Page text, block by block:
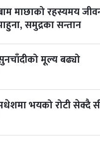
८, २०८३-Mar 22, 2027
माछाको रहस्यमय
समुद्रका सन्तान
मूल्य बढ्यो
भयको रोटी सेक्दै